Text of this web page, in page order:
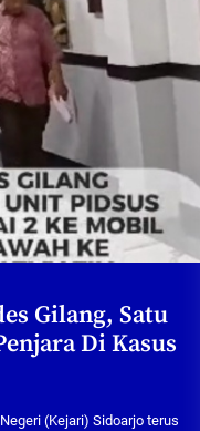
Gilang, Satu
Di Kasus
(Kejari) Sidoarjo terus